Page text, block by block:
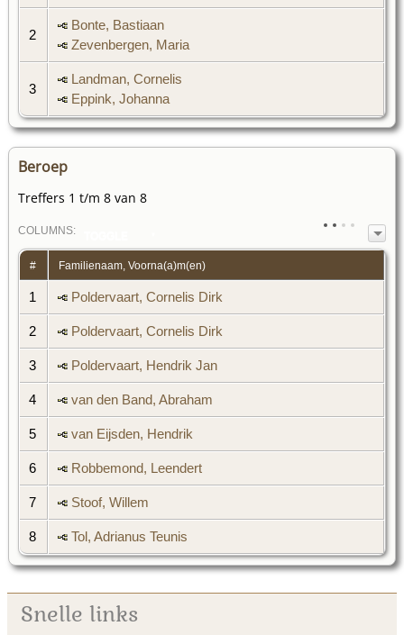
2
Bonte, Bastiaan
Zevenbergen, Maria
3
Landman, Cornelis
Eppink, Johanna
Beroep
Treffers 1 t/m 8 van 8
COLUMN S:
# Familienaam, Voorna(a)m(en)
1 Poldervaart, Cornelis Dirk
2 Poldervaart, Cornelis Dirk
3 Poldervaart, Hendrik Jan
4 van den Band, Abraham
5 van Eijsden, Hendrik
6 Robbemond, Leendert
7 Stoof, Willem
8 Tol, Adrianus Teunis
Snelle links